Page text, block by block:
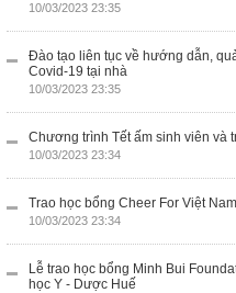
10/03/2023 23:35
Đào tạo liên tục về hướng dẫn,
Covid-19 tại nhà
10/03/2023 23:35
Chương trình Tết ấm sinh viên và
10/03/2023 23:34
Trao học bổng Cheer For Việt
10/03/2023 23:34
Lễ trao học bổng Minh Bui
học Y - Dược Huế